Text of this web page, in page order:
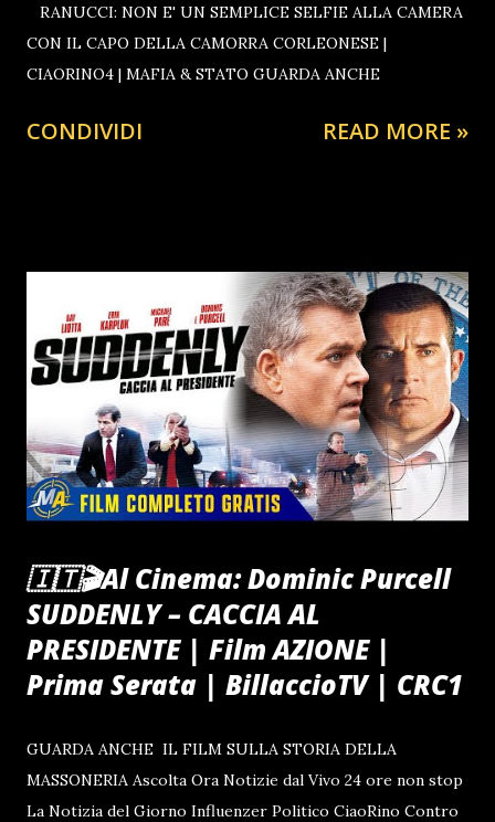
RANUCCI: NON E' UN SEMPLICE SELFIE ALLA CAMERA
CON IL CAPO DELLA CAMORRA CORLEONESE |
CIAORINO4 | MAFIA & STATO GUARDA ANCHE
CONDIVIDI READ MORE »
🇮🇹🎬Al Cinema: Dominic Purcell
SUDDENLY – CACCIA AL
PRESIDENTE | Film AZIONE |
Prima Serata | BillaccioTV | CRC1
GUARDA ANCHE IL FILM SULLA STORIA DELLA
MASSONERIA Ascolta Ora Notizie dal Vivo 24 ore non stop
La Notizia del Giorno Influenzer Politico CiaoRino Contro